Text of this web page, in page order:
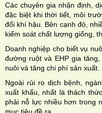
Các chuyên gia nhận định,
đặc biệt khi thời tiết, môi
đổi khí hậu. Bên cạnh đó,
kiểm soát chất lượng giống,
Doanh nghiệp cho biết vụ
đường ruột và EHP gia
nuôi và tăng chi phí sản xuất.
Ngoài rủi ro dịch bệnh,
xuất khẩu, nhất là thách
phải nỗ lực nhiều hơn trong
mục tiêu đề ra.